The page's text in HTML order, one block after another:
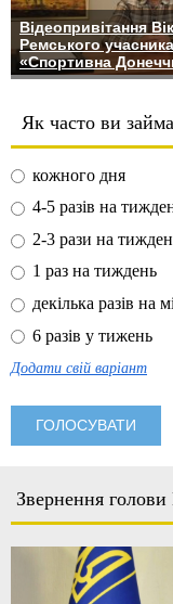
Відеопривітання
Ремського
«Спортивна
Як часто ви
кожного дня
4-5 разів на
2-3 рази на
1 раз на тиждень
декілька разів на
6 разів у тижень
Додати свій варіант
Звернення голови